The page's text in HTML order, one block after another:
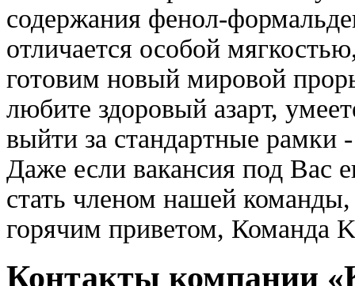
содержания фенол-
отличается особой
готовим новый мировой
любите здоровый азарт,
выйти за стандартные
Даже если вакансия под Вас
стать членом нашей
горячим приветом, Команда
Контакты